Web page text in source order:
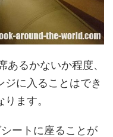
るかないか程度、
に入ることはでき
ます。
ートに座ることが